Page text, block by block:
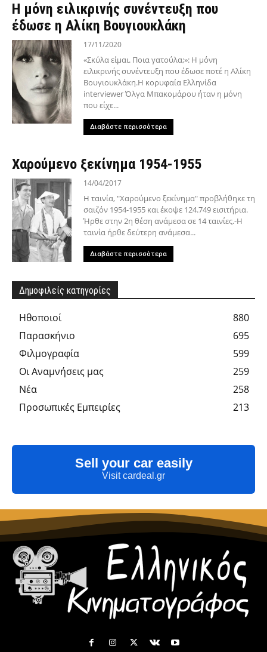
H μόνη ειλικρινής συνέντευξη που
έδωσε η Αλίκη Βουγιουκλάκη
17/11/2020
«Σκύλα είμαι. Ποια γατούλα;»: H μόνη
ειλικρινής συνέντευξη που έδωσε ποτέ η Αλίκη
Βουγιουκλάκη.Η κορυφαία Ελληνίδα
interviewer Όλγα Μπακομάρου ήταν η μόνη
που είχε...
Διαβάστε περισσότερα
Χαρούμενο ξεκίνημα 1954-1955
14/04/2017
Η ταινία, "Χαρούμενο ξεκίνημα" προβλήθηκε τη
σαιζόν 1954-1955 και έκοψε 124.749 εισιτήρια.
Ήρθε στην 2η θέση ανάμεσα σε 14 ταινίες.-Η
ταινία ήρθε δεύτερη ανάμεσα...
Διαβάστε περισσότερα
Δημοφιλείς κατηγορίες
Hθοποιοί
880
Παρασκήνιο
695
Φιλμογραφία
599
Οι Αναμνήσεις μας
259
Νέα
258
Προσωπικές Εμπειρίες
213
Sell your car easily
Visit cardeal.gr